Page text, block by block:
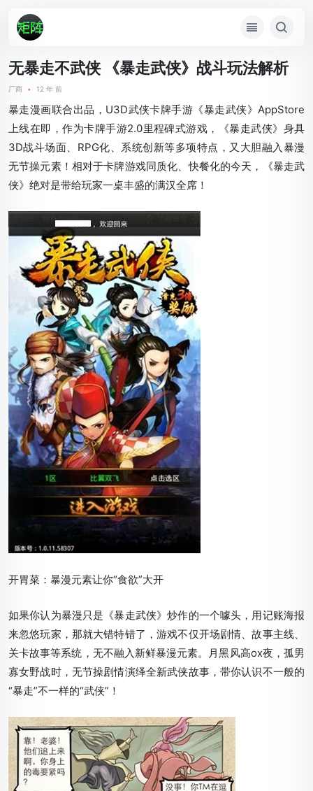
无暴走不武侠 《暴走武侠》战斗玩法解析
厂商 • 12 年 前
暴走漫画联合出品，U3D武侠卡牌手游《暴走武侠》AppStore
上线在即，作为卡牌手游2.0里程碑式游戏，《暴走武侠》身具
3D战斗场面、RPG化、系统创新等多项特点，又大胆融入暴漫
无节操元素！相对于卡牌游戏同质化、快餐化的今天，《暴走武
侠》绝对是带给玩家一桌丰盛的满汉全席！
开胃菜：暴漫元素让你“食欲”大开
如果你认为暴漫只是《暴走武侠》炒作的一个噱头，用记账海报
来忽悠玩家，那就大错特错了，游戏不仅开场剧情、故事主线、
关卡故事等系统，无不融入新鲜暴漫元素。月黑风高ox夜，孤男
寡女野战时，无节操剧情演绎全新武侠故事，带你认识不一般的
“暴走”不一样的“武侠”！